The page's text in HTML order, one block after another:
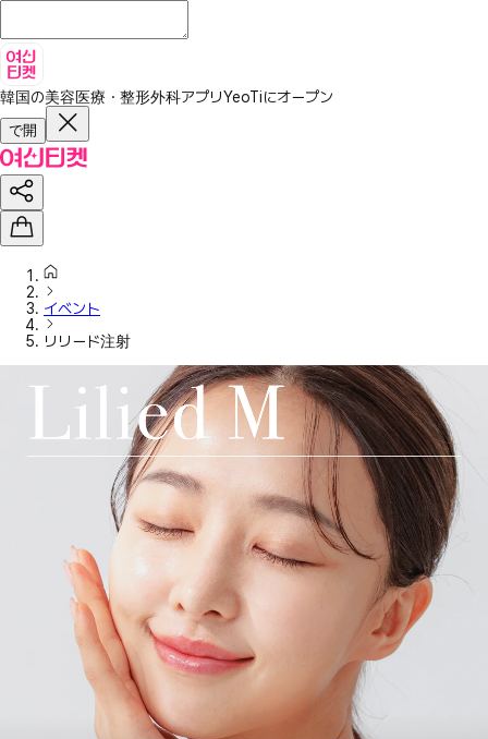
韓国の美容医療・整形外科アプリYeoTiにオープン
で開
イベント
リリード注射